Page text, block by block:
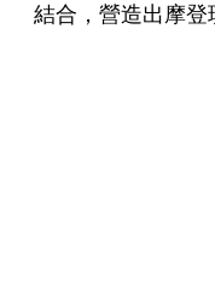
結合，營造出摩登